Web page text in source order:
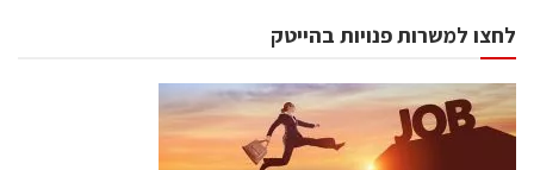
לחצו למשרות פנויות בהייטק